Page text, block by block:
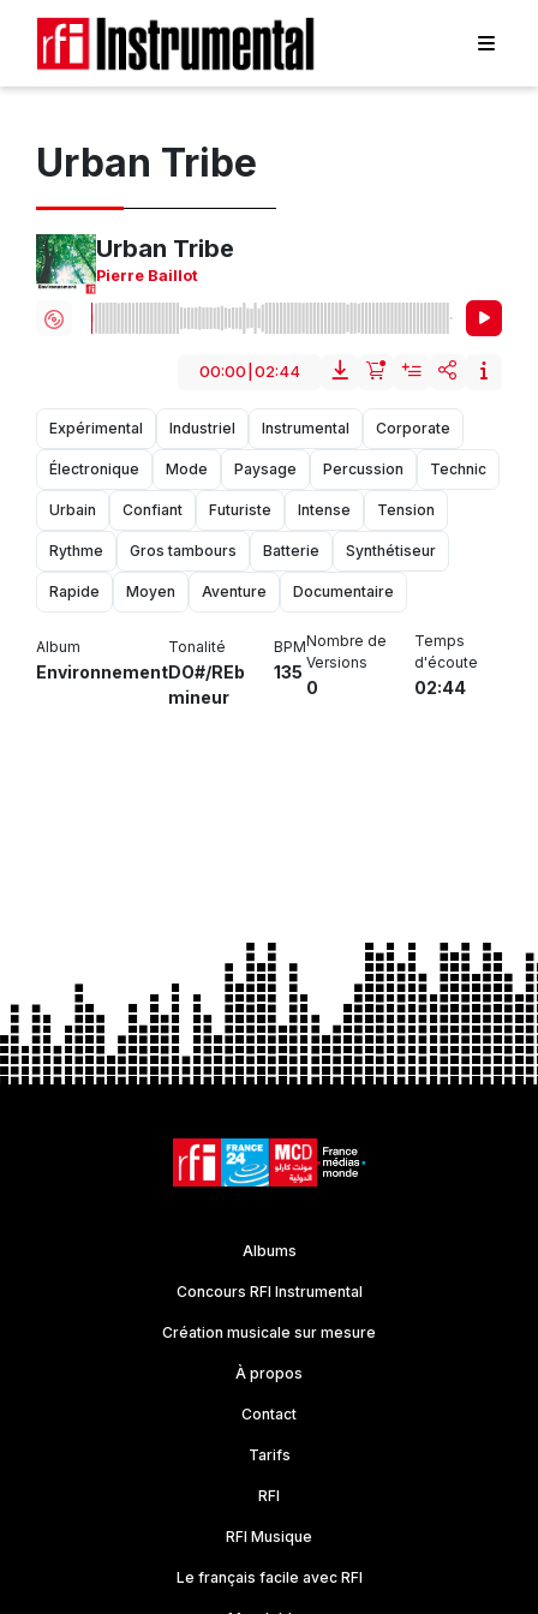
Urban Tribe
Urban Tribe
Pierre Baillot
00:00 02:44
Expérimental Industriel Instrumental Corporate
Électronique Mode Paysage Percussion Technic
Urbain Confiant Futuriste Intense Tension
Rythme Gros tambours Batterie Synthétiseur
Rapide Moyen Aventure Documentaire
Album
Environnement
Tonalité
DO#/REb
mineur
BPM
135
Nombre de
Versions
0
Temps
d'écoute
02:44
Albums
Concours RFI Instrumental
Création musicale sur mesure
À propos
Contact
Tarifs
RFI
RFI Musique
Le français facile avec RFI